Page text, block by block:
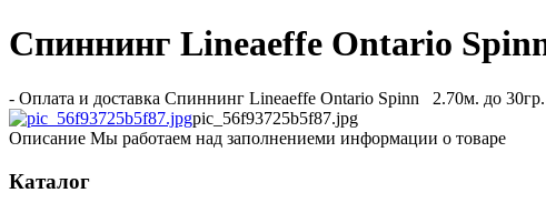
Спиннинг Lineaeffe Ontario
- Оплата и доставка Спиннинг Lineaeffe Ontario Spinn 2.70м. до
pic_56f93725b5f87.jpg
Описание Мы работаем над заполнениеми информации о товаре
Каталог